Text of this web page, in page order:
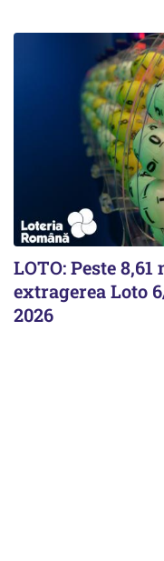
LOTO: Peste
extragerea Loto
2026